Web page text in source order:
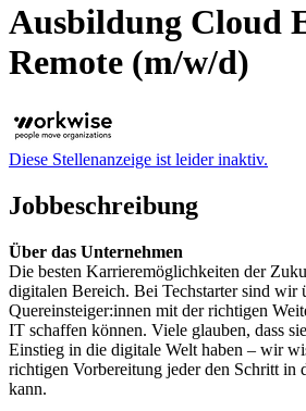
Ausbildung Cloud
Remote (m/w/d)
Diese Stellenanzeige ist leider inaktiv.
Jobbeschreibung
Über das Unternehmen
Die besten Karrieremöglichkeiten der
digitalen Bereich. Bei Techstarter sind wir
Quereinsteiger:innen mit der richtigen
IT schaffen können. Viele glauben, dass
Einstieg in die digitale Welt haben – wir
richtigen Vorbereitung jeder den Schritt in
kann.